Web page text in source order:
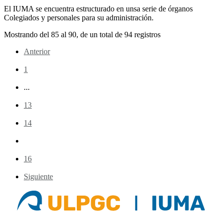
El IUMA se encuentra estructurado en unsa serie de órganos
Colegiados y personales para su administración.
Mostrando del 85 al 90, de un total de 94 registros
Anterior
1
...
13
14
16
Siguiente